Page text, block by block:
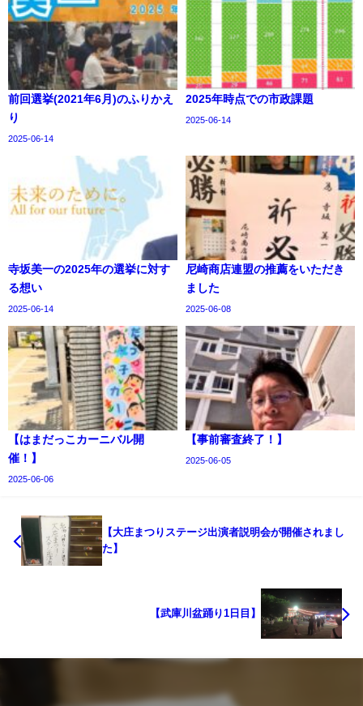
前回選挙(2021年6月)のふりかえ
り
2025-06-14
2025年時点での市政課題
2025-06-14
寺坂美一の2025年の選挙に対す
る想い
2025-06-14
尼崎商店連盟の推薦をいただき
ました
2025-06-08
【はまだっこカーニバル開
催！】
2025-06-06
【事前審査終了！】
2025-06-05
【大庄まつりステージ出演者説明会が開催されまし
た】
【武庫川盆踊り1日目】